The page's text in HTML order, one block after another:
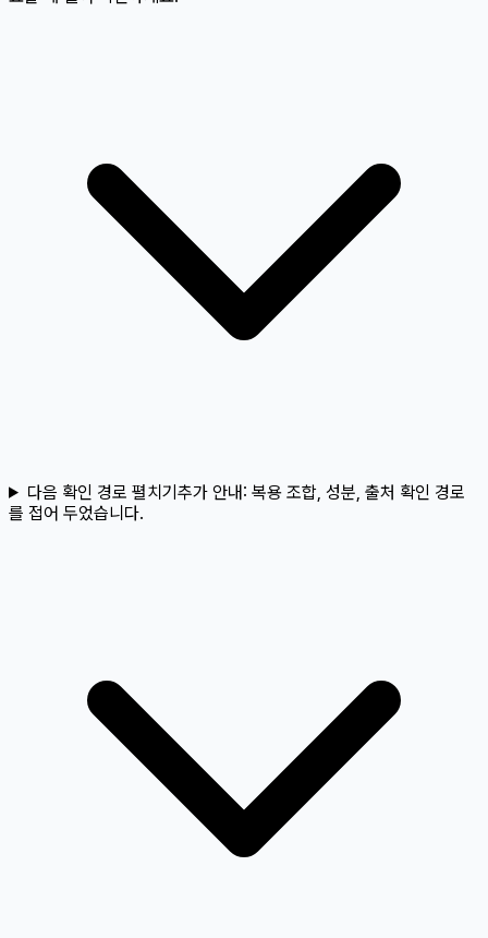
다음 확인 경로 펼치기추가 안내: 복용 조합, 성분, 출처 확인 경로
를 접어 두었습니다.